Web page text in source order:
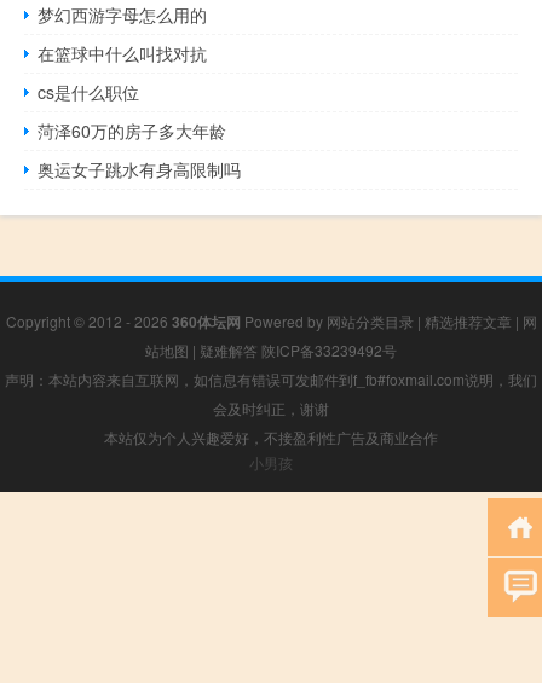
梦幻西游字母怎么用的
在篮球中什么叫找对抗
cs是什么职位
菏泽60万的房子多大年龄
奥运女子跳水有身高限制吗
Copyright © 2012 - 2026 360体坛网 Powered by 网站分类目录 | 精选推荐文章 | 网
站地图 | 疑难解答 陕ICP备33239492号
声明：本站内容来自互联网，如信息有错误可发邮件到f_fb#foxmail.com说明，我们
会及时纠正，谢谢
本站仅为个人兴趣爱好，不接盈利性广告及商业合作
小男孩